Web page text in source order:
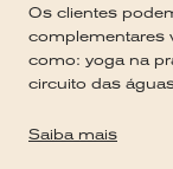
Os clientes
complementares
como: yoga na
circuito das
Saiba mais